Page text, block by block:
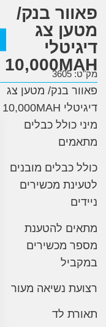
בנק/
צג
בנק/ מטען צג
דיגיטלי 10,000MAH
כבלים
מובנים
מכשירים
להטענת
מכשירים
נשיאה מעור
לד